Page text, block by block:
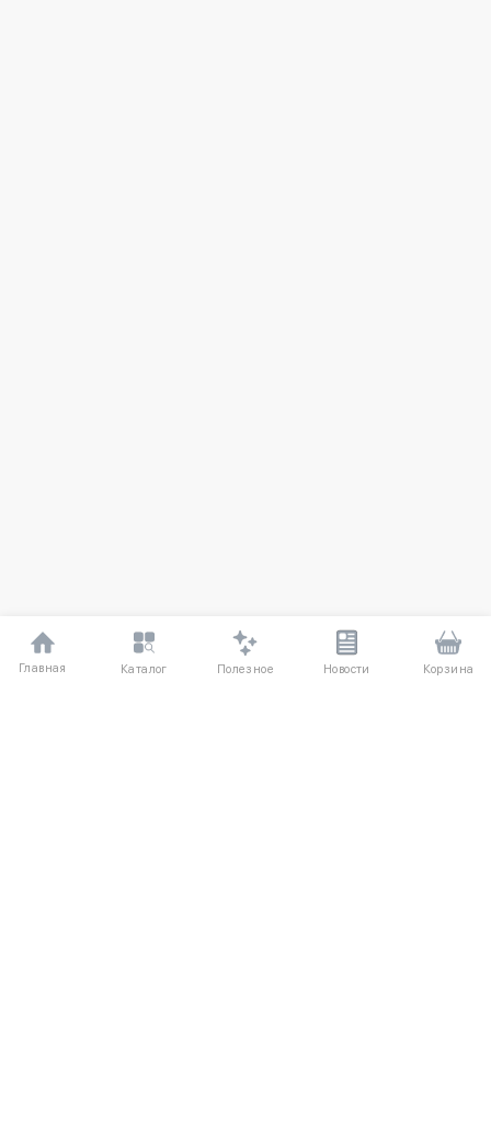
Главная Каталог Полезное Новости Корзина